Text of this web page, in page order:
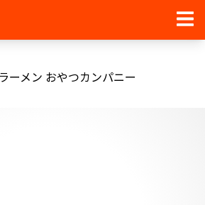
ーメン おやつカンパニー